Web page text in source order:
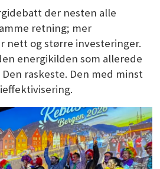
der nesten alle
retning; mer
nett og større investeringer.
energikilden som allerede
raskeste. Den med minst